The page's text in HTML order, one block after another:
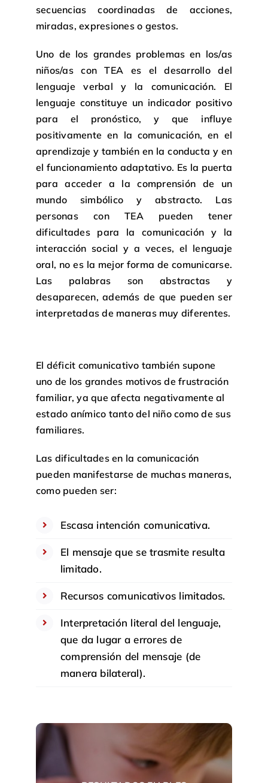
secuencias coordinadas de acciones,
miradas, expresiones o gestos.
Uno de los grandes problemas en los/as
niños/as con TEA es el desarrollo del
lenguaje verbal y la comunicación. El
lenguaje constituye un indicador positivo
para el pronóstico, y que influye
positivamente en la comunicación, en el
aprendizaje y también en la conducta y en
el funcionamiento adaptativo. Es la puerta
para acceder a la comprensión de un
mundo simbólico y abstracto. Las
personas con TEA pueden tener
dificultades para la comunicación y la
interacción social y a veces, el lenguaje
oral, no es la mejor forma de comunicarse.
Las palabras son abstractas y
desaparecen, además de que pueden ser
interpretadas de maneras muy diferentes.
El déficit comunicativo también supone
uno de los grandes motivos de frustración
familiar, ya que afecta negativamente al
estado anímico tanto del niño como de sus
familiares.
Las dificultades en la comunicación
pueden manifestarse de muchas maneras,
como pueden ser:
Escasa intención comunicativa.
El mensaje que se trasmite resulta
limitado.
Recursos comunicativos limitados.
Interpretación literal del lenguaje,
que da lugar a errores de
comprensión del mensaje (de
manera bilateral).